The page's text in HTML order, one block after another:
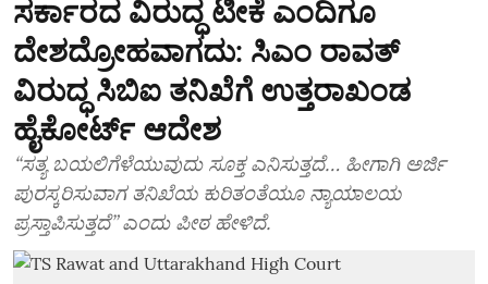
ಸರ್ಕಾರದ ವಿರುದ್ಧ ಟೀಕೆ ಎಂದಿಗೂ
ದೇಶದ್ರೋಹವಾಗದು: ಸಿಎಂ ರಾವತ್
ವಿರುದ್ಧ ಸಿಬಿಐ ತನಿಖೆಗೆ ಉತ್ತರಾಖಂಡ
ಹೈಕೋರ್ಟ್‌ ಆದೇಶ
“ಸತ್ಯ ಬಯಲಿಗೆಳೆಯುವುದು ಸೂಕ್ತ ಎನಿಸುತ್ತದೆ… ಹೀಗಾಗಿ ಅರ್ಜಿ
ಪುರಸ್ಕರಿಸುವಾಗ ತನಿಖೆಯ ಕುರಿತಂತೆಯೂ ನ್ಯಾಯಾಲಯ
ಪ್ರಸ್ತಾಪಿಸುತ್ತದೆ” ಎಂದು ಪೀಠ ಹೇಳಿದೆ.